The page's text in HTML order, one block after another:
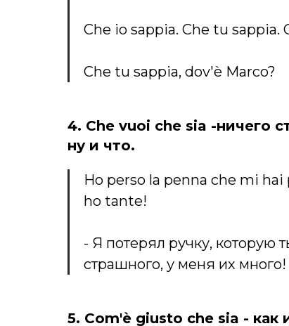
Che io sappia. Che tu sappia.
Che tu sappia, dov'è Marco?
4. Che vuoi che sia -ничего
ну и что.
Ho perso la penna che mi
ho tante!
- Я потерял ручку, которую
страшного, у меня их много!
5. Com'è giusto che sia -